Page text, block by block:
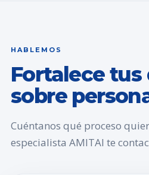
HABLEMOS
Fortalece tus
sobre
Cuéntanos qué proceso
especialista AMITAI te